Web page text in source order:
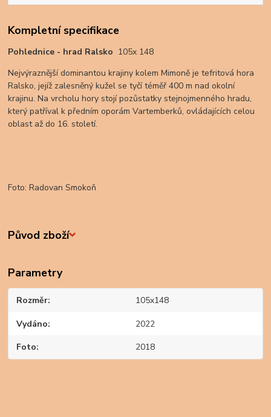
Kompletní specifikace
Pohlednice - hrad Ralsko 105x 148
Nejvýraznější dominantou krajiny kolem Mimoně je tefritová hora
Ralsko, jejíž zalesněný kužel se tyčí téměř 400 m nad okolní
krajinu. Na vrcholu hory stojí pozůstatky stejnojmenného hradu,
který patříval k předním oporám Vartemberků, ovládajících celou
oblast až do 16. století.
Foto: Radovan Smokoň
Původ zboží
Parametry
Rozměr 105x148
Vydáno 2022
Foto 2018